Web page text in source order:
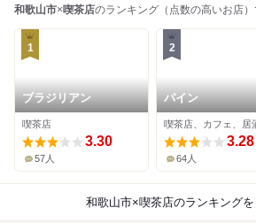
和歌山市×喫茶店のランキング（点数の高いお店）
1
ブラジリアン
喫茶店
3.30
57人
2
パイン
喫茶店、カフェ、居
3.28
64人
和歌山市×喫茶店のランキング